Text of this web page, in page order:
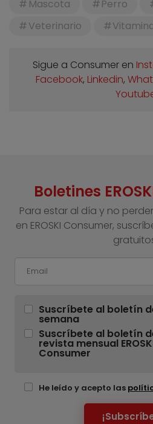
Mascota
Perro
Veterinario
Sigue a Consumer en
Facebook, Linkedin,
Boletines
Para estar al día y no
en EROSKI Consumer,
Suscríbete al boletín
semana
Suscríbete al boletín
revista mensual
Consumer
He leído y acepto las